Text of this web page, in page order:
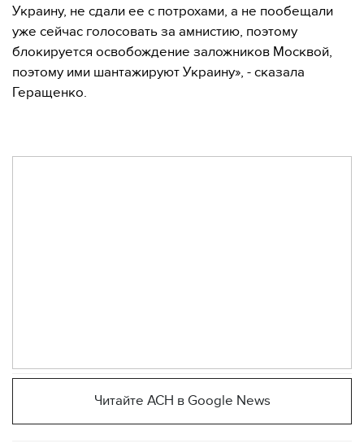
Украину, не сдали ее с потрохами, а не пообещали
уже сейчас голосовать за амнистию, поэтому
блокируется освобождение заложников Москвой,
поэтому ими шантажируют Украину», - сказала
Геращенко.
Читайте АСН в Google News